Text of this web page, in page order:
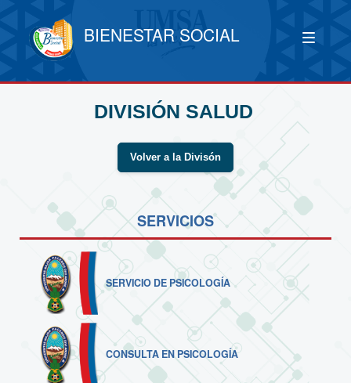
BIENESTAR SOCIAL
DIVISIÓN SALUD
Volver a la Divisón
SERVICIOS
SERVICIO DE PSICOLOGÍA
CONSULTA EN PSICOLOGÍA